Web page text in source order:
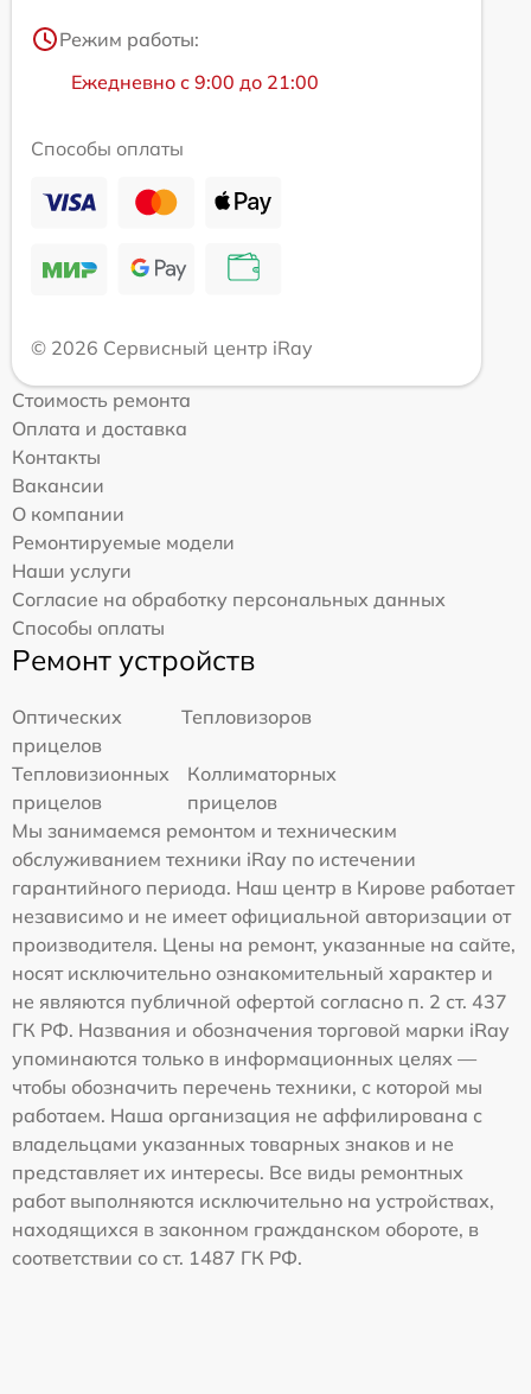
Режим работы:
Ежедневно с 9:00 до 21:00
Способы оплаты
© 2026 Сервисный центр iRay
Стоимость ремонта
Оплата и доставка
Контакты
Вакансии
О компании
Ремонтируемые модели
Наши услуги
Согласие на обработку персональных данных
Способы оплаты
Ремонт устройств
Оптических
прицелов
Тепловизоров
Тепловизионных
прицелов
Коллиматорных
прицелов
Мы занимаемся ремонтом и техническим
обслуживанием техники iRay по истечении
гарантийного периода. Наш центр в Кирове работает
независимо и не имеет официальной авторизации от
производителя. Цены на ремонт, указанные на сайте,
носят исключительно ознакомительный характер и
не являются публичной офертой согласно п. 2 ст. 437
ГК РФ. Названия и обозначения торговой марки iRay
упоминаются только в информационных целях —
чтобы обозначить перечень техники, с которой мы
работаем. Наша организация не аффилирована с
владельцами указанных товарных знаков и не
представляет их интересы. Все виды ремонтных
работ выполняются исключительно на устройствах,
находящихся в законном гражданском обороте, в
соответствии со ст. 1487 ГК РФ.